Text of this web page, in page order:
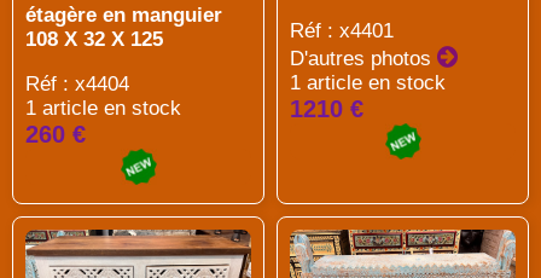
étagère en manguier
108 X 32 X 125
Réf : x4404
1 article en stock
260 €
Réf : x4401
D'autres photos
1 article en stock
1210 €